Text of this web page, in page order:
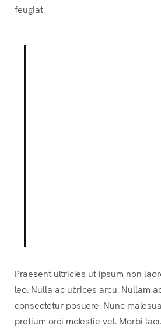
feugiat.
Praesent ultricies ut ipsum non
leo. Nulla ac ultrices arcu. Nullam
consectetur posuere. Nunc
pretium orci molestie vel. Morbi